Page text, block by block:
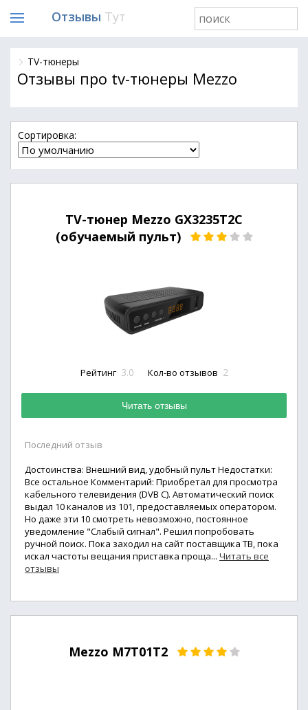
Отзывы Тут
TV-тюнеры
Отзывы про tv-тюнеры Mezzo
Cортировка:
TV-тюнер Mezzo GX3235T2C
(обучаемый пульт)
Рейтинг 3.0 Кол-во отзывов 2
Читать отзывы
Последний отзыв
Достоинства: Внешний вид, удобный пульт Недостатки:
Все остальное Комментарий: Приобретал для просмотра
кабельного телевидения (DVB C). Автоматический поиск
выдал 10 каналов из 101, предоставляемых оператором.
Но даже эти 10 смотреть невозможно, постоянное
уведомление "Слабый сигнал". Решил попробовать
ручной поиск. Пока заходил на сайт поставщика ТВ, пока
искал частоты вещания приставка проща... Читать все
отзывы
Mezzo M7T01T2